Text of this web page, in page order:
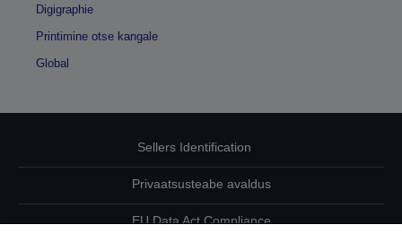
Digigraphie
Printimine otse kangale
Global
Sellers Identification
Privaatsusteabe avaldus
EU Data Act Compliance